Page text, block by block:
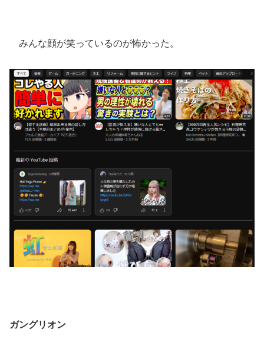
みんな顔が笑っているのが怖かった。
ガングリオン